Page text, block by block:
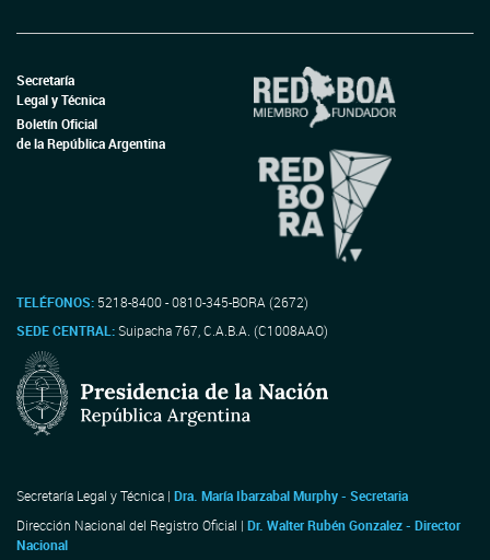
Secretaría
Legal y Técnica
Boletín Oficial
de la República Argentina
TELÉFONOS: 5218-8400 - 0810-345-BORA (2672)
SEDE CENTRAL:Suipacha 767, C.A.B.A. (C1008AAO)
Secretaría Legal y Técnica | Dra. María Ibarzabal Murphy - Secretaria
Dirección Nacional del Registro Oficial | Dr. Walter Rubén Gonzalez - Director
Nacional